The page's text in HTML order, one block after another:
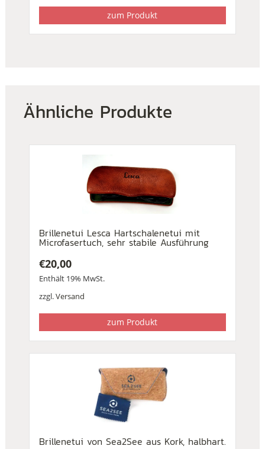
zum Produkt
Ähnliche Produkte
Brillenetui Lesca Hartschalenetui mit
Microfasertuch, sehr stabile Ausführung
€20,00
Enthält 19% MwSt.
zzgl.Versand
zum Produkt
Brillenetui von Sea2See aus Kork, halbhart.